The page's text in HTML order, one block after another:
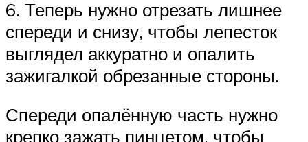
6. Теперь нужно отрезать лишнее
спереди и снизу, чтобы лепесток
выглядел аккуратно и опалить
зажигалкой обрезанные стороны.
Спереди опалённую часть нужно
крепко зажать пинцетом, чтобы